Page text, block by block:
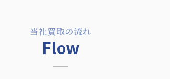
当社買取の流れ
Flow